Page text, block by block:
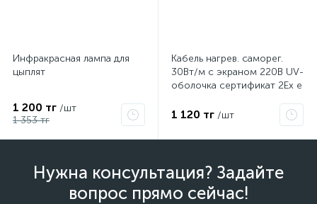
Инфракрасная лампа для
цыплят
1 200 тг /шт
1 353 тг
Кабель нагрев. саморег.
30Вт/м с экраном 220В UV-
оболочка сертификат 2Ex e
PHC-30
1 120 тг /шт
Нужна консультация? Задайте
вопрос прямо сейчас!